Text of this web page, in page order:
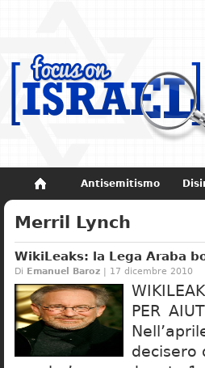
Antisemitismo
Non dimenticare
Merril Lynch
WikiLeaks: la Lega Araba
Di Emanuel Baroz | 17 dicembre 2010
PER
decisero